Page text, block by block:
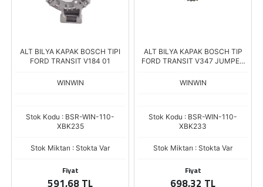
ALT BILYA KAPAK BOSCH TIPI
FORD TRANSIT V184 01
WINWIN
Stok Kodu : BSR-WIN-110-
XBK235
Stok Miktarı : Stokta Var
Fiyat
591,68 TL
ALT BILYA KAPAK BOSCH TIP
FORD TRANSIT V347 JUMPER
WINWIN
Stok Kodu : BSR-WIN-110-
XBK233
Stok Miktarı : Stokta Var
Fiyat
698,32 TL